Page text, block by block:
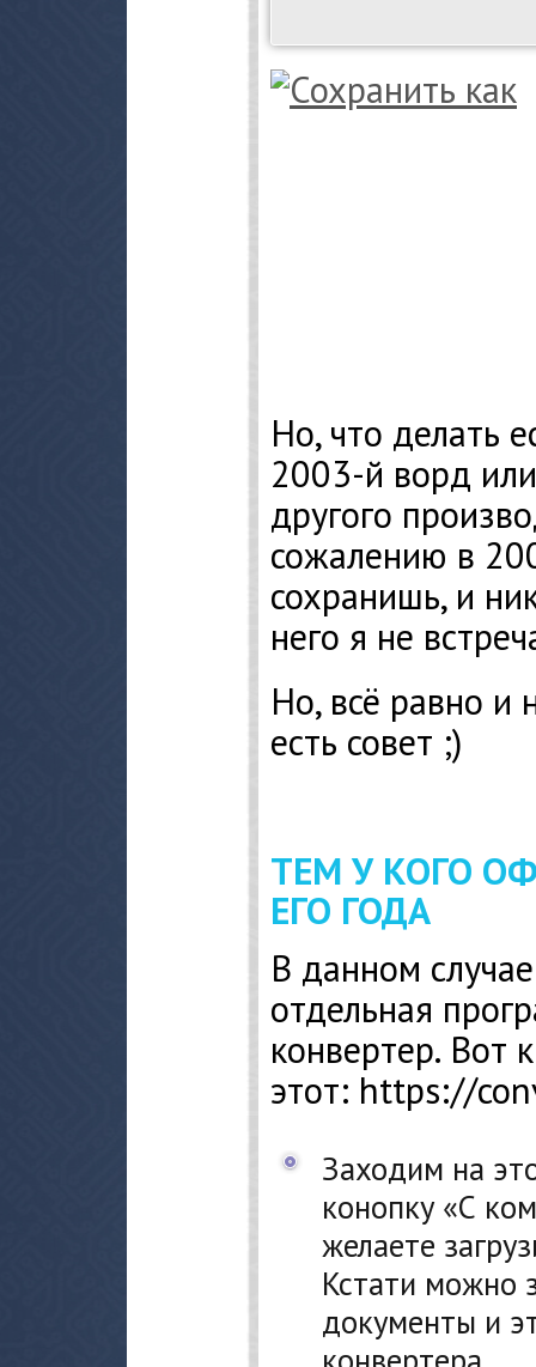
Но, что делать
2003-й ворд
другого
сожалению в
сохранишь, и
него я не
Но, всё равно и
есть совет ;)
ТЕМ У КОГО
ЕГО ГОДА
В данном
отдельная
конвертер. Вот
этот: https://
Заходим на
конопку «С
желаете
Кстати можно
документы и